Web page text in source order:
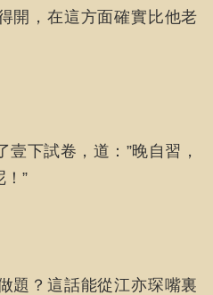
開，在這方面確實比他老
下試卷，道：”晚自習，
”
題？這話能從江亦琛嘴裏